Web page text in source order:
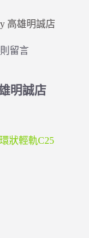
高雄明誠店
留言
明誠店
環狀輕軌C25